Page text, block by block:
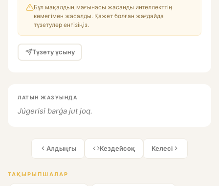
Бұл мақалдың мағынасы жасанды интеллекттің
көмегімен жасалды. Қажет болған жағдайда
түзетулер енгізіңіз.
Түзету ұсыну
ЛАТЫН ЖАЗУЫНДА
Júgerisi barǵa jut joq.
Алдыңғы Кездейсоқ Келесі
ТАҚЫРЫПШАЛАР